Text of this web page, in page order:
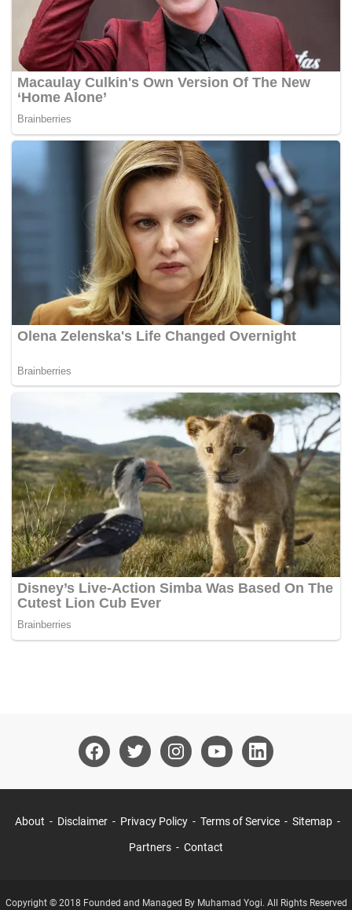
About Disclaimer Privacy Policy Terms of Service Sitemap
Partners Contact
Copyright © 2018 Founded and Managed By Muhamad Yogi. All Rights Reserved